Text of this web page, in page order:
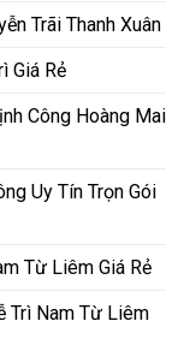
Trãi Thanh Xuân
Giá Rẻ
Công Hoàng Mai
Uy Tín Trọn Gói
Từ Liêm Giá Rẻ
Trì Nam Từ Liêm